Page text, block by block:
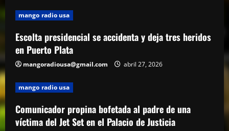
mango radio usa
Escolta presidencial se accidenta y deja tres heridos
en Puerto Plata
mangoradiousa@gmail.com abril 27, 2026
mango radio usa
Comunicador propina bofetada al padre de una
víctima del Jet Set en el Palacio de Justicia